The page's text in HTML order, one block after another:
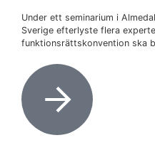
Under ett seminarium i
Sverige efterlyste flera
funktionsrättskonvention ska